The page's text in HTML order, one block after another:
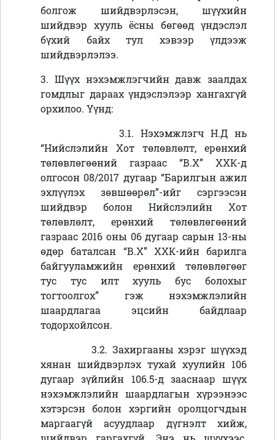
болгож шийдвэрлэсэн, шүүхийн
шийдвэр хууль ёсны бөгөөд үндэслэл
бүхий байх тул хэвээр үлдээж
шийдвэрлэлээ.
3. Шүүх нэхэмжлэгчийн давж заалдах
гомдлыг дараах үндэслэлээр хангахгүй
орхилоо. Үүнд:
3.1. НэхэмжлэгчН.Д нь
“Нийслэлийн Хот төлөвлөлт, ерөнхий
төлөвлөгөөний газраас “В.Х” ХХК-д
олгосон 08/2017 дугаар “Барилгын ажил
эхлүүлэх зөвшөөрөл”-ийг сэргээсэн
шийдвэр болон Нийслэлийн Хот
төлөвлөлт, ерөнхий төлөвлөгөөний
газраас 2016 оны 06 дугаар сарын 13-ны
өдөр баталсан “В.Х” ХХК-ийн барилга
байгууламжийн ерөнхий төлөвлөгөөг
тус тус илт хууль бус болохыг
тогтоолгох” гэж нэхэмжлэлийн
шаардлагаа эцсийн байдлаар
тодорхойлсон.
3.2. Захиргааны хэрэг шүүхэд
хянан шийдвэрлэх тухай хуулийн 106
дугаар зүйлийн 106.5-д зааснаар шүүх
нэхэмжлэлийн шаардлагын хүрээнээс
хэтэрсэн болон хэргийн оролцогчдын
маргаагүй асуудлаар дүгнэлт хийж,